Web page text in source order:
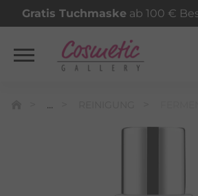
Gratis Tuchmaske ab 100 €
...